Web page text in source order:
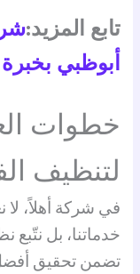
تابع المزيد:
أبوظبي
خطوات
لتنظيف
في شركة أهلاً، لا
خدماتنا، بل
تضمن تحقيق أفضل